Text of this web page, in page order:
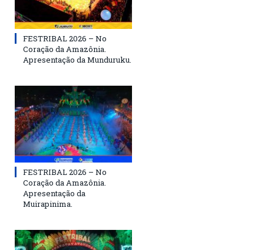
FESTRIBAL 2026 – No
Coração da Amazônia.
Apresentação da Munduruku.
FESTRIBAL 2026 – No
Coração da Amazônia.
Apresentação da
Muirapinima.